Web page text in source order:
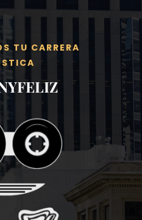
TU CARRERA